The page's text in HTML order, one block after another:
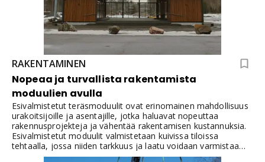
käytännössä.Aulis Lundell Oy on ollut mukana kehittämässä
tätä suuntaa teräsrunkoisilla moduuleilla, jotka tarjoavat
nopeutta, muuntojoustavuutta ja siirrettävyyttä. Artikkeli
kokoaa yhteen alan uusimmat havainnot ja antaa
ammattilaiselle käytännön vinkit siihen, missä
moduulirakentaminen todella kannattaa ja miten sen hyödyt
saadaan täysimääräisesti irti tuotannossa ja suunnittelussa.
RAKENTAMINEN
Nopeaa ja turvallista rakentamista
moduulien avulla
Esivalmistetut teräsmoduulit ovat erinomainen mahdollisuus
urakoitsijoille ja asentajille, jotka haluavat nopeuttaa
rakennusprojekteja ja vähentää rakentamisen kustannuksia.
Esivalmistetut moduulit valmistetaan kuivissa tiloissa
tehtaalla, jossa niiden tarkkuus ja laatu voidaan varmistaa
ennen toimittamista rakennuspaikalle.